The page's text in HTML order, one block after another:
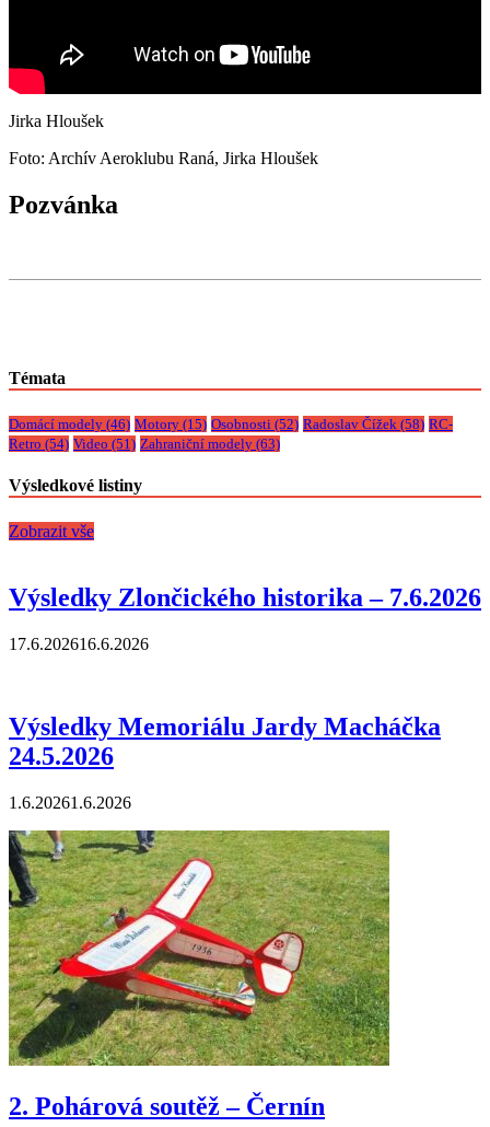
Jirka Hloušek
Foto: Archív Aeroklubu Raná, Jirka Hloušek
Pozvánka
Témata
Domácí modely (46) Motory (15) Osobnosti (52) Radoslav Čížek (58) RC-
Retro (54) Video (51) Zahraniční modely (63)
Výsledkové listiny
Zobrazit vše
Výsledky Zlončického historika – 7.6.2026
17.6.202616.6.2026
Výsledky Memoriálu Jardy Macháčka
24.5.2026
1.6.20261.6.2026
2. Pohárová soutěž – Černín